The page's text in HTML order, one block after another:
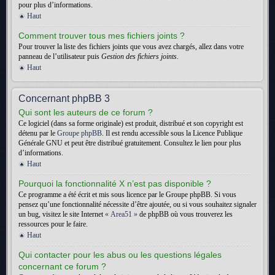
pour plus d’informations.
Haut
Comment trouver tous mes fichiers joints ?
Pour trouver la liste des fichiers joints que vous avez chargés, allez dans votre
panneau de l’utilisateur puis Gestion des fichiers joints.
Haut
Concernant phpBB 3
Qui sont les auteurs de ce forum ?
Ce logiciel (dans sa forme originale) est produit, distribué et son copyright est
détenu par le Groupe phpBB. Il est rendu accessible sous la Licence Publique
Générale GNU et peut être distribué gratuitement. Consultez le lien pour plus
d’informations.
Haut
Pourquoi la fonctionnalité X n’est pas disponible ?
Ce programme a été écrit et mis sous licence par le Groupe phpBB. Si vous
pensez qu’une fonctionnalité nécessite d’être ajoutée, ou si vous souhaitez signaler
un bug, visitez le site Internet« Area51 » de phpBB où vous trouverez les
ressources pour le faire.
Haut
Qui contacter pour les abus ou les questions légales
concernant ce forum ?